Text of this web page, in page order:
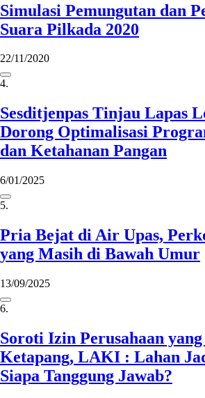
Simulasi Pemungutan dan
Suara Pilkada 2020
22/11/2020
4.
Sesditjenpas Tinjau Lapas
Dorong Optimalisasi
dan Ketahanan Pangan
6/01/2025
5.
Pria Bejat di Air Upas,
yang Masih di Bawah Umur
13/09/2025
6.
Soroti Izin Perusahaan
Ketapang, LAKI : Lahan
Siapa Tanggung Jawab?